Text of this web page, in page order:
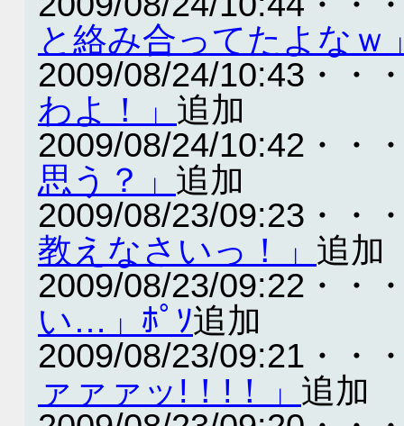
と絡み合ってたよなｗ
2009/08/24/10:43・・
わよ！」 追加
2009/08/24/10:42・・
思う？」 追加
2009/08/23/09:23・・
教えなさいっ！」 追加
2009/08/23/09:22・・
い…」ﾎﾟｿ追加
2009/08/23/09:21・・
ァァァッ!！!！」 追加